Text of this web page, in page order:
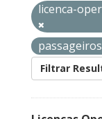
licenca-
passageiros
Filtrar